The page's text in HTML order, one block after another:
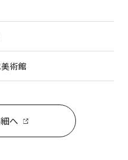
術館
へ